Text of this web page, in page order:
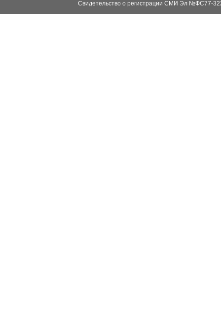
Свидетельство о регистрации СМИ Эл №ФС77-